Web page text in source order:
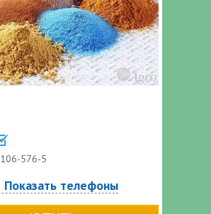
106-576-5
Показать телефоны